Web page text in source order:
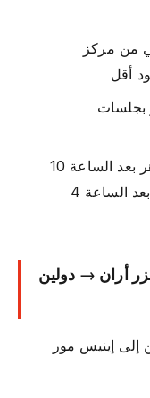
من مركز
أقل
بجلسات
: تزدحم منحدرات موهر بعد الساعة 10
صباحًا – وصل قبل الساعة 9 صباحًا أو بعد الساعة 4
أران → دولين
إلى إينيس مور